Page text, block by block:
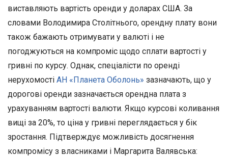
виставляють вартість оренди у доларах США. За
словами Володимира Столітнього, орендну плату вони
також бажають отримувати у валюті і не
погоджуються на компроміс щодо сплати вартості у
гривні по курсу. Однак, спеціалісти по оренді
нерухомості АН «Планета Оболонь» зазначають, що у
дорогові оренди зазначається орендна плата з
урахуванням вартості валюти. Якщо курсові коливання
вищі за 20%, то ціна у гривні переглядається у бік
зростання. Підтверждує можливість досягнення
компромісу з власниками і Маргарита Валявська: